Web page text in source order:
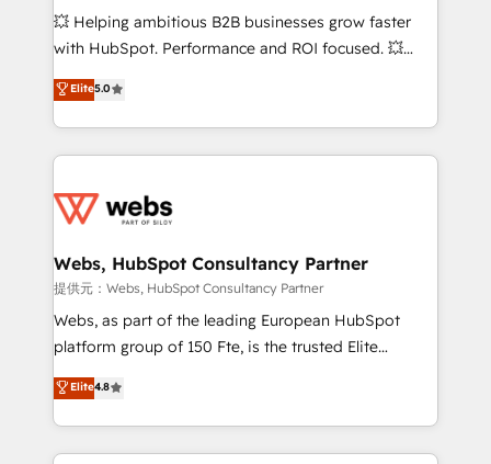
pipeline growth programs • Sales enablement tools
and CRM optimization • Retention strategies with
Execution • 750+ onboardings and 2,000+
implementations • Deep expertise across marketing,
💥 Helping ambitious B2B businesses grow faster
with HubSpot. Performance and ROI focused. 💥
BBD Boom is the HubSpot partner that can help you
to HubSpot Better. We work with your teams to
solve all your HubSpot challenges and improve user
adoption, sales process and marketing results.
the first time 🔧 Designing and optimising your
and build using HubSpot 🔌 Integrating HubSpot
with other systems 🎓 Training your teams to be
HubSpot pros 📊 Lead generation services using
HubSpot Why us? - SIX HubSpot Accreditations -
CRM, Solutions Architecture, Onboarding , Data
Migration, Custom Integration & Platform
Elite5.0
Webs, HubSpot Consultancy Partner
提供元：Webs, HubSpot Consultancy Partner
Webs, as part of the leading European HubSpot
platform group of 150 Fte, is the trusted Elite
HubSpot CRM Partner offering you a roadmap on
maximizing EBITDA and achieving Commercial
Excellence. With our targeted processes, we
strengthen your digital transformation and minimize
Elite4.8